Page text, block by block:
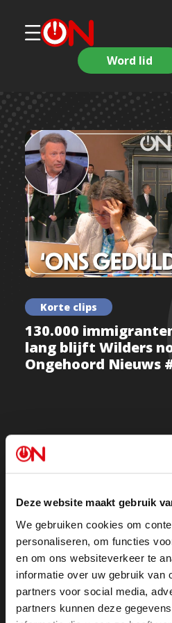
Deze website maakt gebruik
We gebruiken cookies om
personaliseren, om functies
en om ons websiteverkeer te
informatie over uw gebruik van
partners voor social media,
partners kunnen deze
Word lid
Korte clips
130.000
lang blijft Wilders
Ongehoord Nieuws
PVV-voorman Geert Wilders
“Ons geduld is nu op. De
kabinet dat levert.”
netto 130.000 immigranten bij.
Maar komt er nu écht
René Dercksen reageert